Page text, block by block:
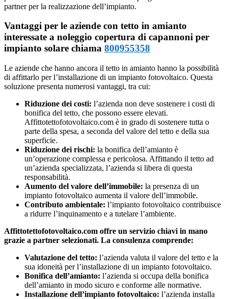
partner per la realizzazione dell’impianto.
Vantaggi per le aziende con tetto in amianto
interessate a noleggio copertura di capannoni per
impianto solare chiama 800955358
Le aziende che hanno ancora il tetto in amianto hanno la possibilità
di affittarlo per l’installazione di un impianto fotovoltaico. Questa
soluzione presenta numerosi vantaggi, tra cui:
Riduzione dei costi: l’azienda non deve sostenere i costi di
bonifica del tetto, che possono essere elevati.
Affittotettofotovoltaico.com è in grado di sostenere tutta o
parte della spesa, a seconda del valore del tetto e della sua
superficie.
Riduzione dei rischi: la bonifica dell’amianto è
un’operazione complessa e pericolosa. Affittando il tetto ad
un’azienda specializzata, l’azienda si libera di questa
responsabilità.
Aumento del valore dell’immobile: la presenza di un
impianto fotovoltaico aumenta il valore dell’immobile.
Contributo ambientale: l’impianto fotovoltaico contribuisce
a ridurre l’inquinamento e a tutelare l’ambiente.
Affittotettofotovoltaico.com offre un servizio chiavi in mano
grazie a partner selezionati. La consulenza comprende:
Valutazione del tetto: l’azienda valuta il valore del tetto e la
sua idoneità per l’installazione di un impianto fotovoltaico.
Bonifica dell’amianto: l’azienda si occupa della bonifica
dell’amianto in modo sicuro e conforme alle normative.
Installazione dell’impianto fotovoltaico: l’azienda installa